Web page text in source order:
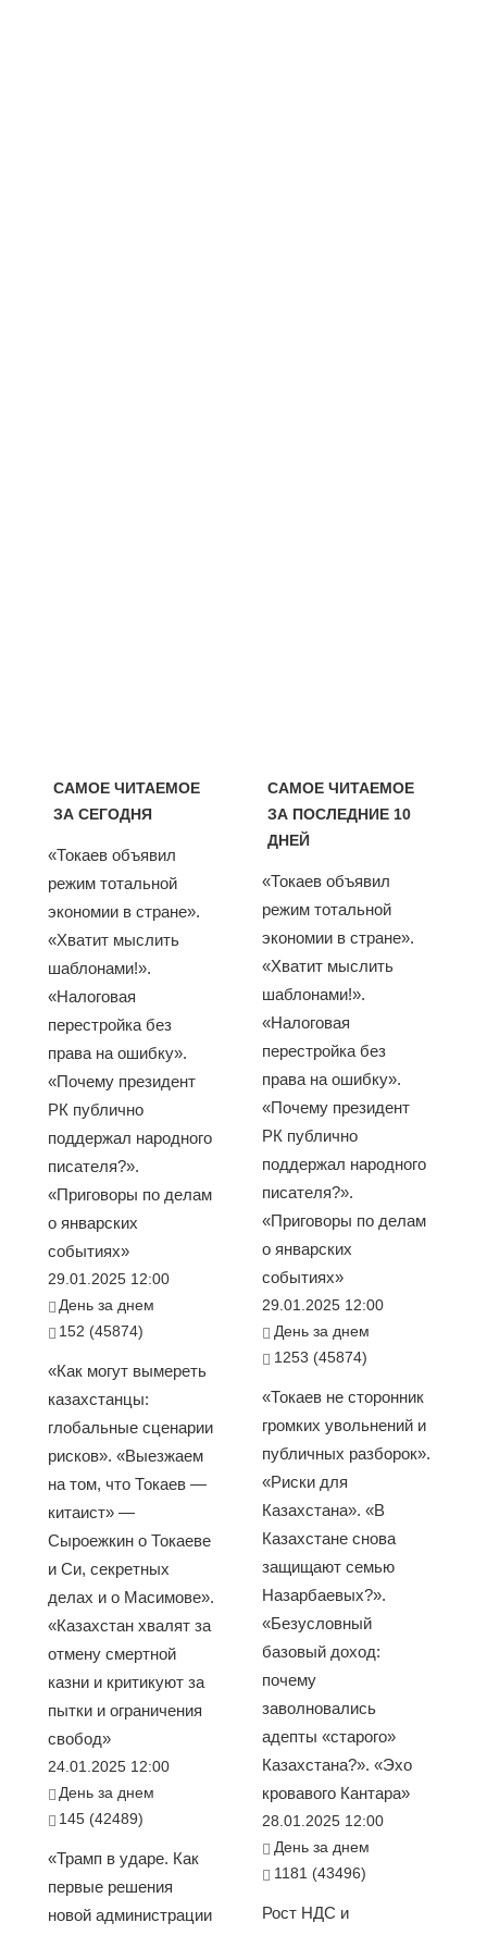
САМОЕ ЧИТАЕМОЕ
ЗА СЕГОДНЯ
«Токаев объявил
режим тотальной
экономии в стране».
«Хватит мыслить
шаблонами!».
«Налоговая
перестройка без
права на ошибку».
«Почему президент
РК публично
поддержал народного
писателя?».
«Приговоры по делам
о январских
событиях»
29.01.2025 12:00
День за днем
152 (45874)
«Как могут вымереть
казахстанцы:
глобальные сценарии
рисков». «Выезжаем
на том, что Токаев —
китаист» —
Сыроежкин о Токаеве
и Си, секретных
делах и о Масимове».
«Казахстан хвалят за
отмену смертной
казни и критикуют за
пытки и ограничения
свобод»
24.01.2025 12:00
День за днем
145 (42489)
«Трамп в ударе. Как
первые решения
новой администрации
САМОЕ ЧИТАЕМОЕ
ЗА ПОСЛЕДНИЕ 10
ДНЕЙ
«Токаев объявил
режим тотальной
экономии в стране».
«Хватит мыслить
шаблонами!».
«Налоговая
перестройка без
права на ошибку».
«Почему президент
РК публично
поддержал народного
писателя?».
«Приговоры по делам
о январских
событиях»
29.01.2025 12:00
День за днем
1253 (45874)
«Токаев не сторонник
громких увольнений и
публичных разборок».
«Риски для
Казахстана». «В
Казахстане снова
защищают семью
Назарбаевых?».
«Безусловный
базовый доход:
почему
заволновались
адепты «старого»
Казахстана?». «Эхо
кровавого Кантара»
28.01.2025 12:00
День за днем
1181 (43496)
Рост НДС и